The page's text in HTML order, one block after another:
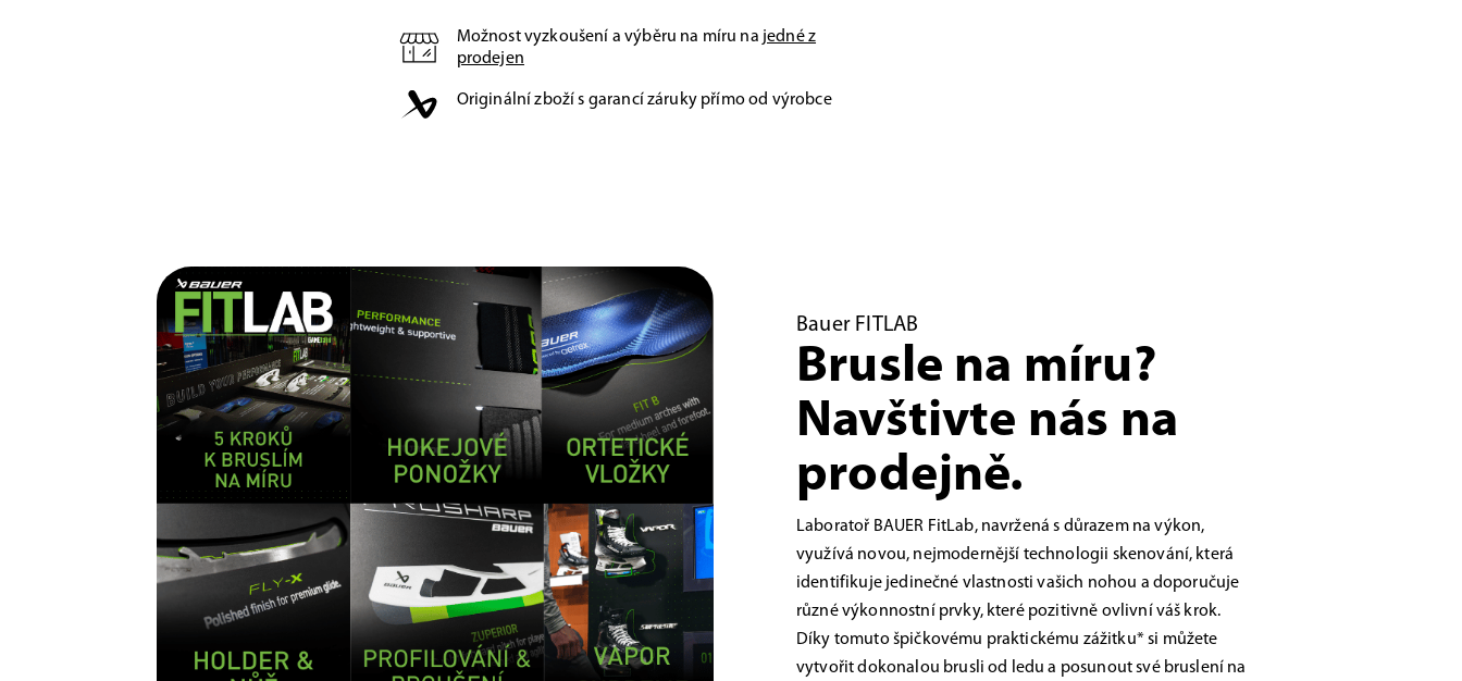
Možnost vyzkoušení a výběru na míru na jedné z
prodejen
Originální zboží s garancí záruky přímo od výrobce
Bauer FITLAB
Brusle na míru?
Navštivte nás na
prodejně.
Laboratoř BAUER FitLab, navržená s důrazem na výkon,
využívá novou, nejmodernější technologii skenování, která
identifikuje jedinečné vlastnosti vašich nohou a doporučuje
různé výkonnostní prvky, které pozitivně ovlivní váš krok.
Díky tomuto špičkovému praktickému zážitku* si můžete
vytvořit dokonalou brusli od ledu a posunout své bruslení na